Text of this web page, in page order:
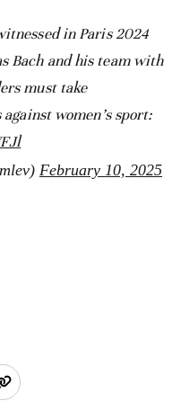
in Paris 2024
Bach and his team with
must take
women’s sport:
February 10, 2025